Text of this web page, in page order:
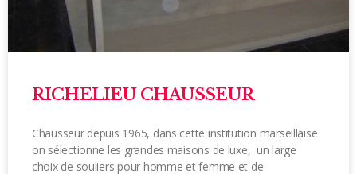
RICHELIEU CHAUSSEUR
Chausseur depuis 1965, dans cette institution marseillaise
on sélectionne les grandes maisons de luxe, un large
choix de souliers pour homme et femme et de